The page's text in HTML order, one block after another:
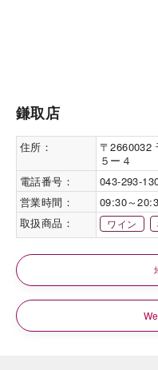
鎌取店
住所：
〒2660032
５ー４
電話番号：
043-293-
営業時間：
09:30～
取扱商品：
ワイン